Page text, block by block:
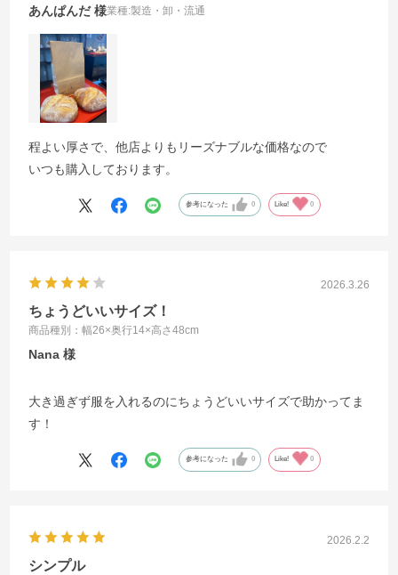
あんぱんだ 業種:製造・卸・流通
程よい厚さで、他店よりもリーズナブルな価格なので
いつも購入しております。
参考になった 0 Like! 0
2026.3.26
ちょうどいいサイズ！
商品種別：幅26×奥行14×高さ48cm
Nana
大き過ぎず服を入れるのにちょうどいいサイズで助かってま
す！
参考になった 0 Like! 0
2026.2.2
シンプル